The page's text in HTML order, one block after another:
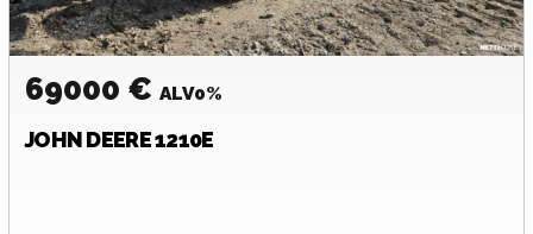
69000 € ALV0%
JOHN DEERE1210E